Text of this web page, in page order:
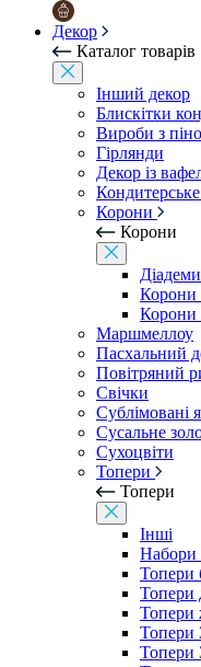
Декор
Каталог товарів
Інший декор
Блискітки
Вироби з
Гірлянди
Декор із
Корони
Корони
Діадеми
Корони
Корони
Маршмеллоу
Пасхальний
Повітряний
Свічки
Сублімовані
Сусальне
Сухоцвіти
Топери
Топери
Інші
Набори
Топери
Топери
Топери
Топери
Топери